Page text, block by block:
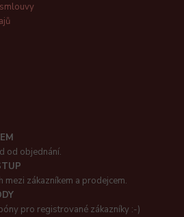
od objednání.
mezi zákazníkem a prodejcem.
pro registrované zákazníky :-)